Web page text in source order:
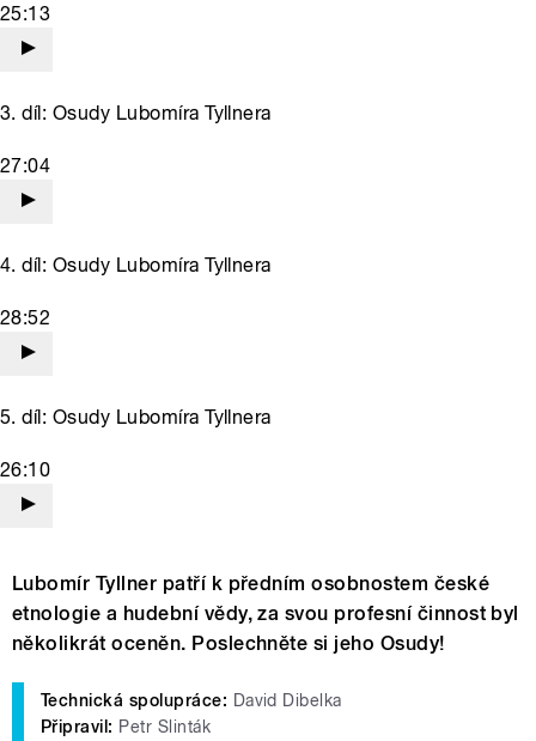
25:13
3. díl: Osudy Lubomíra Tyllnera
27:04
4. díl: Osudy Lubomíra Tyllnera
28:52
5. díl: Osudy Lubomíra Tyllnera
26:10
Lubomír Tyllner patří k předním osobnostem české
etnologie a hudební vědy, za svou profesní činnost byl
několikrát oceněn. Poslechněte si jeho Osudy!
Technická spolupráce: David Dibelka
Připravil: Petr Slinták